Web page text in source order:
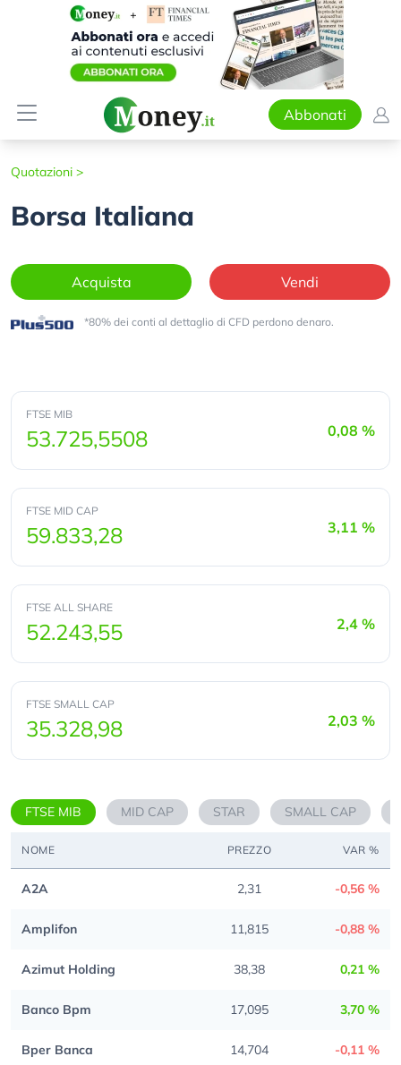
Abbonati
Quotazioni >
Borsa Italiana
Acquista Vendi
*80% dei conti al dettaglio di CFD perdono denaro.
FTSE MIB
53.725,5508 0,08 %
FTSE MID CAP
59.833,28 3,11 %
FTSE ALL SHARE
52.243,55 2,4 %
FTSE SMALL CAP
35.328,98 2,03 %
FTSE MIB MID CAP STAR SMALL CAP
NOME PREZZO VAR %
A2A 2,31 -0,56 %
Amplifon 11,815 -0,88 %
Azimut Holding 38,38 0,21 %
Banco Bpm 17,095 3,70 %
Bper Banca 14,704 -0,11 %